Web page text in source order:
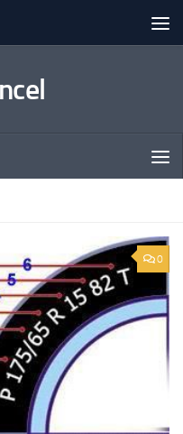
0